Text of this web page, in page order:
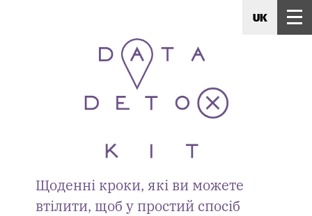
UK
Щоденні кроки, які ви можете
втілити, щоб у простий спосіб